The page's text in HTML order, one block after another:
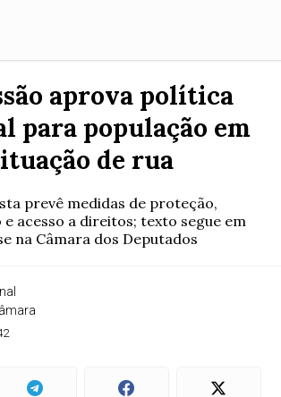
aprova política
para população em
de rua
prevê medidas de proteção,
acesso a direitos; texto segue em
na Câmara dos Deputados